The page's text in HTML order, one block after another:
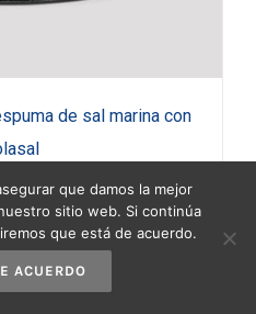
de sal marina con
que damos la mejor
sitio web. Si continúa
que está de acuerdo.
ACUERDO